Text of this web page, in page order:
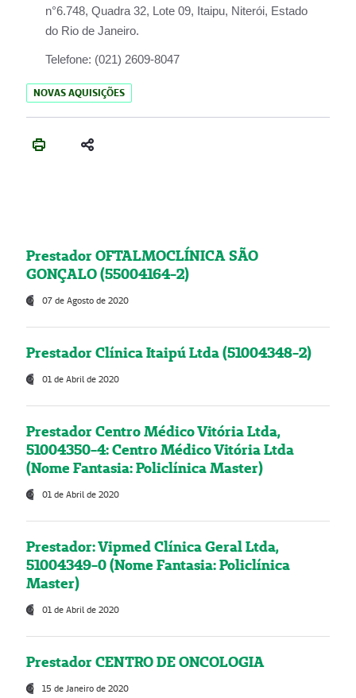
n°6.748, Quadra 32, Lote 09, Itaipu, Niterói, Estado
do Rio de Janeiro.
Telefone: (021) 2609-8047
NOVAS AQUISIÇÕES
Prestador OFTALMOCLÍNICA SÃO
GONÇALO (55004164-2)
07 de Agosto de 2020
Prestador Clínica Itaipú Ltda (51004348-2)
01 de Abril de 2020
Prestador Centro Médico Vitória Ltda,
51004350-4: Centro Médico Vitória Ltda
(Nome Fantasia: Policlínica Master)
01 de Abril de 2020
Prestador: Vipmed Clínica Geral Ltda,
51004349-0 (Nome Fantasia: Policlínica
Master)
01 de Abril de 2020
Prestador CENTRO DE ONCOLOGIA
15 de Janeiro de 2020